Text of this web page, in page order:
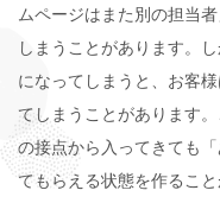
ムページはまた別の担当
しまうことがあります。
になってしまうと、お客
てしまうことがあります
の接点から入ってきても
てもらえる状態を作るこ